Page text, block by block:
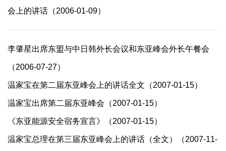
会上的讲话（2006-01-09）
李肇星出席东盟与中日韩外长会议和东亚峰会外长午餐会
（2006-07-27）
温家宝在第二届东亚峰会上的讲话全文（2007-01-15）
温家宝出席第二届东亚峰会（2007-01-15）
《东亚能源安全宿务宣言》（2007-01-15）
温家宝总理在第三届东亚峰会上的讲话（全文）（2007-11-